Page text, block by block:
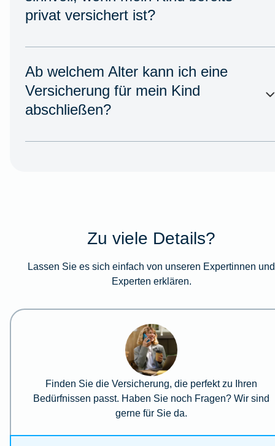
privat versichert ist?
Ab welchem Alter kann ich eine
Versicherung für mein Kind
abschließen?
Zu viele Details?
Lassen Sie es sich einfach von unseren Expertinnen und
Experten erklären.
Finden Sie die Versicherung, die perfekt zu Ihren
Bedürfnissen passt. Haben Sie noch Fragen? Wir sind
gerne für Sie da.